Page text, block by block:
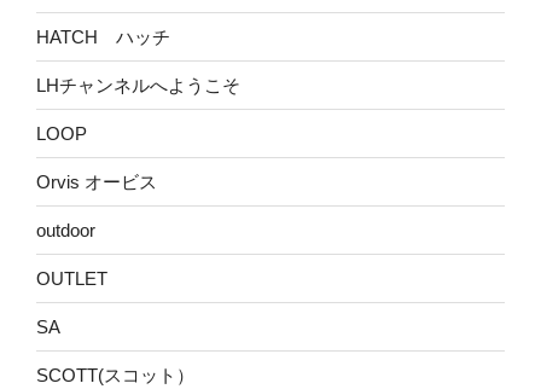
HATCH ハッチ
LHチャンネルへようこそ
LOOP
Orvis オービス
outdoor
OUTLET
SA
SCOTT(スコット）